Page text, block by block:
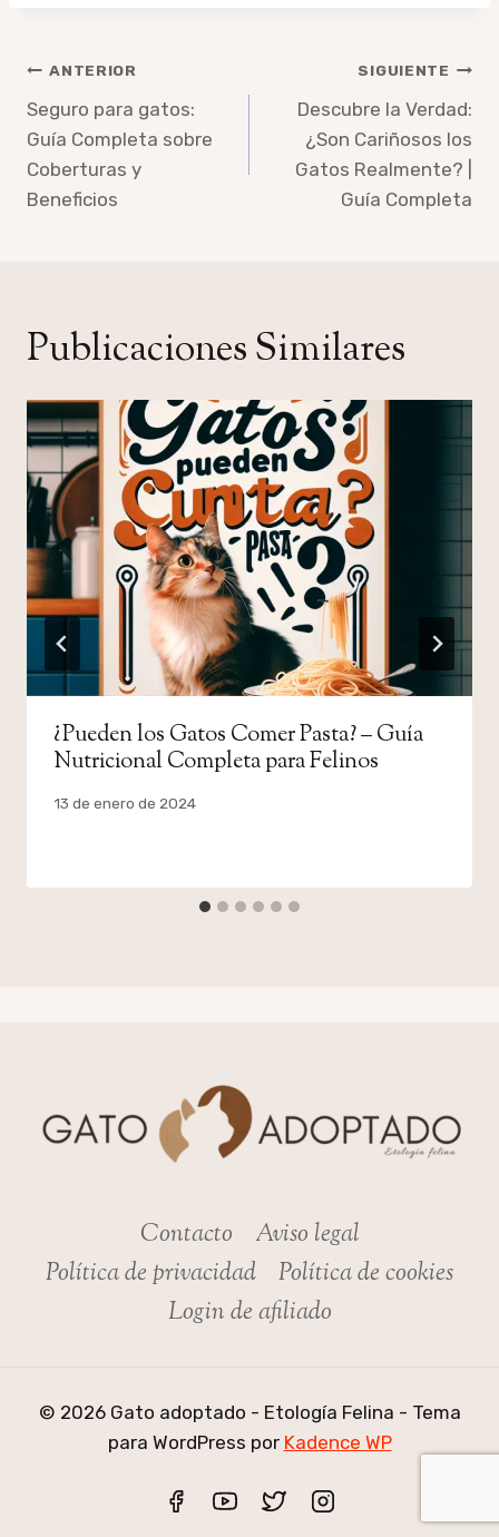
Navegación
de
entradas
ANTERIOR
Seguro para gatos:
Guía Completa sobre
Coberturas y
Beneficios
SIGUIENTE
Descubre la Verdad:
¿Son Cariñosos los
Gatos Realmente? |
Guía Completa
Publicaciones Similares
¿Pueden los Gatos Comer Pasta? – Guía
Nutricional Completa para Felinos
Por
13 de enero de 2024
Contacto
Aviso legal
Política de privacidad
Política de cookies
Login de afiliado
© 2026 Gato adoptado - Etología Felina - Tema
para WordPress por Kadence WP